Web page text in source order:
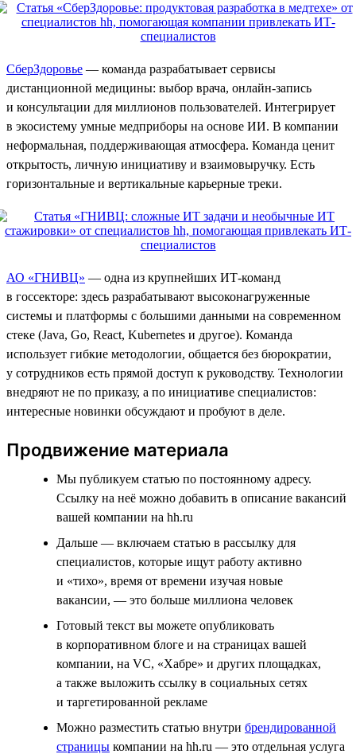
СберЗдоровье — команда разрабатывает сервисы
дистанционной медицины: выбор врача, онлайн-запись
и консультации для миллионов пользователей. Интегрирует
в экосистему умные медприборы на основе ИИ. В компании
неформальная, поддерживающая атмосфера. Команда ценит
открытость, личную инициативу и взаимовыручку. Есть
горизонтальные и вертикальные карьерные треки.
АО «ГНИВЦ» — одна из крупнейших ИТ-команд
в госсекторе: здесь разрабатывают высоконагруженные
системы и платформы с большими данными на современном
стеке (Java, Go, React, Kubernetes и другое). Команда
использует гибкие методологии, общается без бюрократии,
у сотрудников есть прямой доступ к руководству. Технологии
внедряют не по приказу, а по инициативе специалистов:
интересные новинки обсуждают и пробуют в деле.
Продвижение материала
Мы публикуем статью по постоянному адресу.
Ссылку на неё можно добавить в описание вакансий
вашей компании на hh.ru
Дальше — включаем статью в рассылку для
специалистов, которые ищут работу активно
и «тихо», время от времени изучая новые
вакансии, — это больше миллиона человек
Готовый текст вы можете опубликовать
в корпоративном блоге и на страницах вашей
компании, на VC, «Хабре» и других площадках,
а также выложить ссылку в социальных сетях
и таргетированной рекламе
Можно разместить статью внутри брендированной
страницы компании на hh.ru — это отдельная услуга